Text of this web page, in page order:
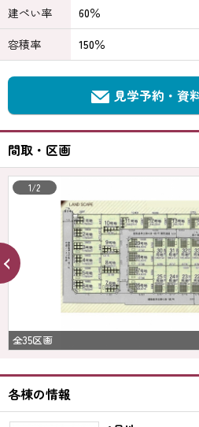
建ぺい率
60％
容積率
150％
見学予約・資
間取・区画
全35区画
1/2
各棟の情報